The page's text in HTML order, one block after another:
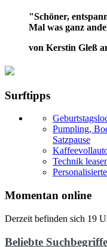
"Schöner,
Mal was ganz
von Kerstin Gleß
Surftipps
Pumpling,
Satzpause
Technik
Momentan online
Derzeit befinden sich 19
Beliebte Suchbegriffe